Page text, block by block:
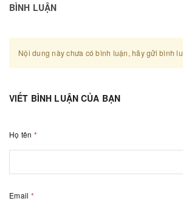
BÌNH LUẬN
Nội dung này chưa có bình luận, hãy gửi bình
VIẾT BÌNH LUẬN CỦA BẠN
Họ tên *
Email *